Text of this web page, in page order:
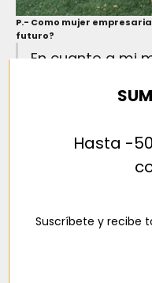
P.- Como mujer
futuro?
En cuanto a mi
medio corto
otras zonas de
Eso sería un sueño que me
me haría mucha ilusión
La gente tiene una
Es todavía un trabajo
Hasta -
Suscríbete y recibe